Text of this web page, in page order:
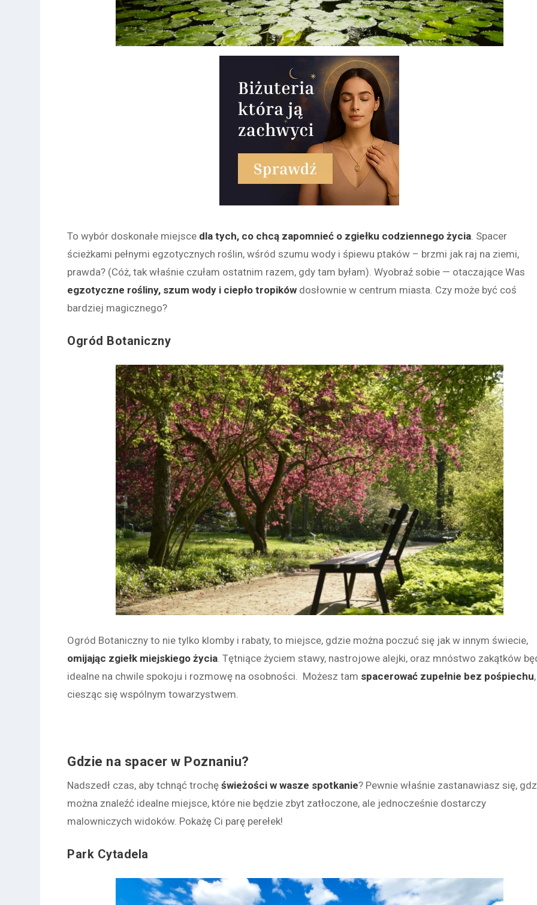
To wybór doskonałe miejsce dla tych, co chcą zapomnieć o zgiełku codziennego życia. Spacer
ścieżkami pełnymi egzotycznych roślin, wśród szumu wody i śpiewu ptaków – brzmi jak raj na ziemi,
prawda? (Cóż, tak właśnie czułam ostatnim razem, gdy tam byłam). Wyobraź sobie — otaczające Was
egzotyczne rośliny, szum wody i ciepło tropików dosłownie w centrum miasta. Czy może być coś
bardziej magicznego?
Ogród Botaniczny
Ogród Botaniczny to nie tylko klomby i rabaty, to miejsce, gdzie można poczuć się jak w innym świecie,
omijając zgiełk miejskiego życia . Tętniące życiem stawy, nastrojowe alejki, oraz mnóstwo zakątków
idealne na chwile spokoju i rozmowę na osobności. Możesz tam spacerować zupełnie bez pośpiechu,
ciesząc się wspólnym towarzystwem.
Gdzie na spacer w Poznaniu?
Nadszedł czas, aby tchnąć trochę świeżości w wasze spotkanie? Pewnie właśnie zastanawiasz się,
można znaleźć idealne miejsce, które nie będzie zbyt zatłoczone, ale jednocześnie dostarczy
malowniczych widoków. Pokażę Ci parę perełek!
Park Cytadela